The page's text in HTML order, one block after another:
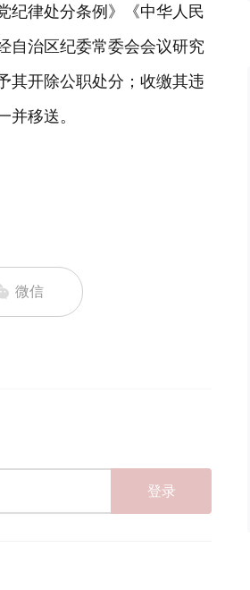
纪律处分条例》《中华人民
自治区纪委常委会会议研究
其开除公职处分；收缴其违
移送。
微信
登录